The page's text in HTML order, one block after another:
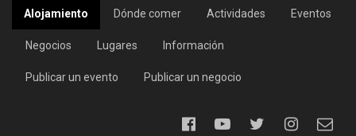
Alojamiento Dónde comer Actividades Eventos
Negocios Lugares Información
Publicar un evento Publicar un negocio